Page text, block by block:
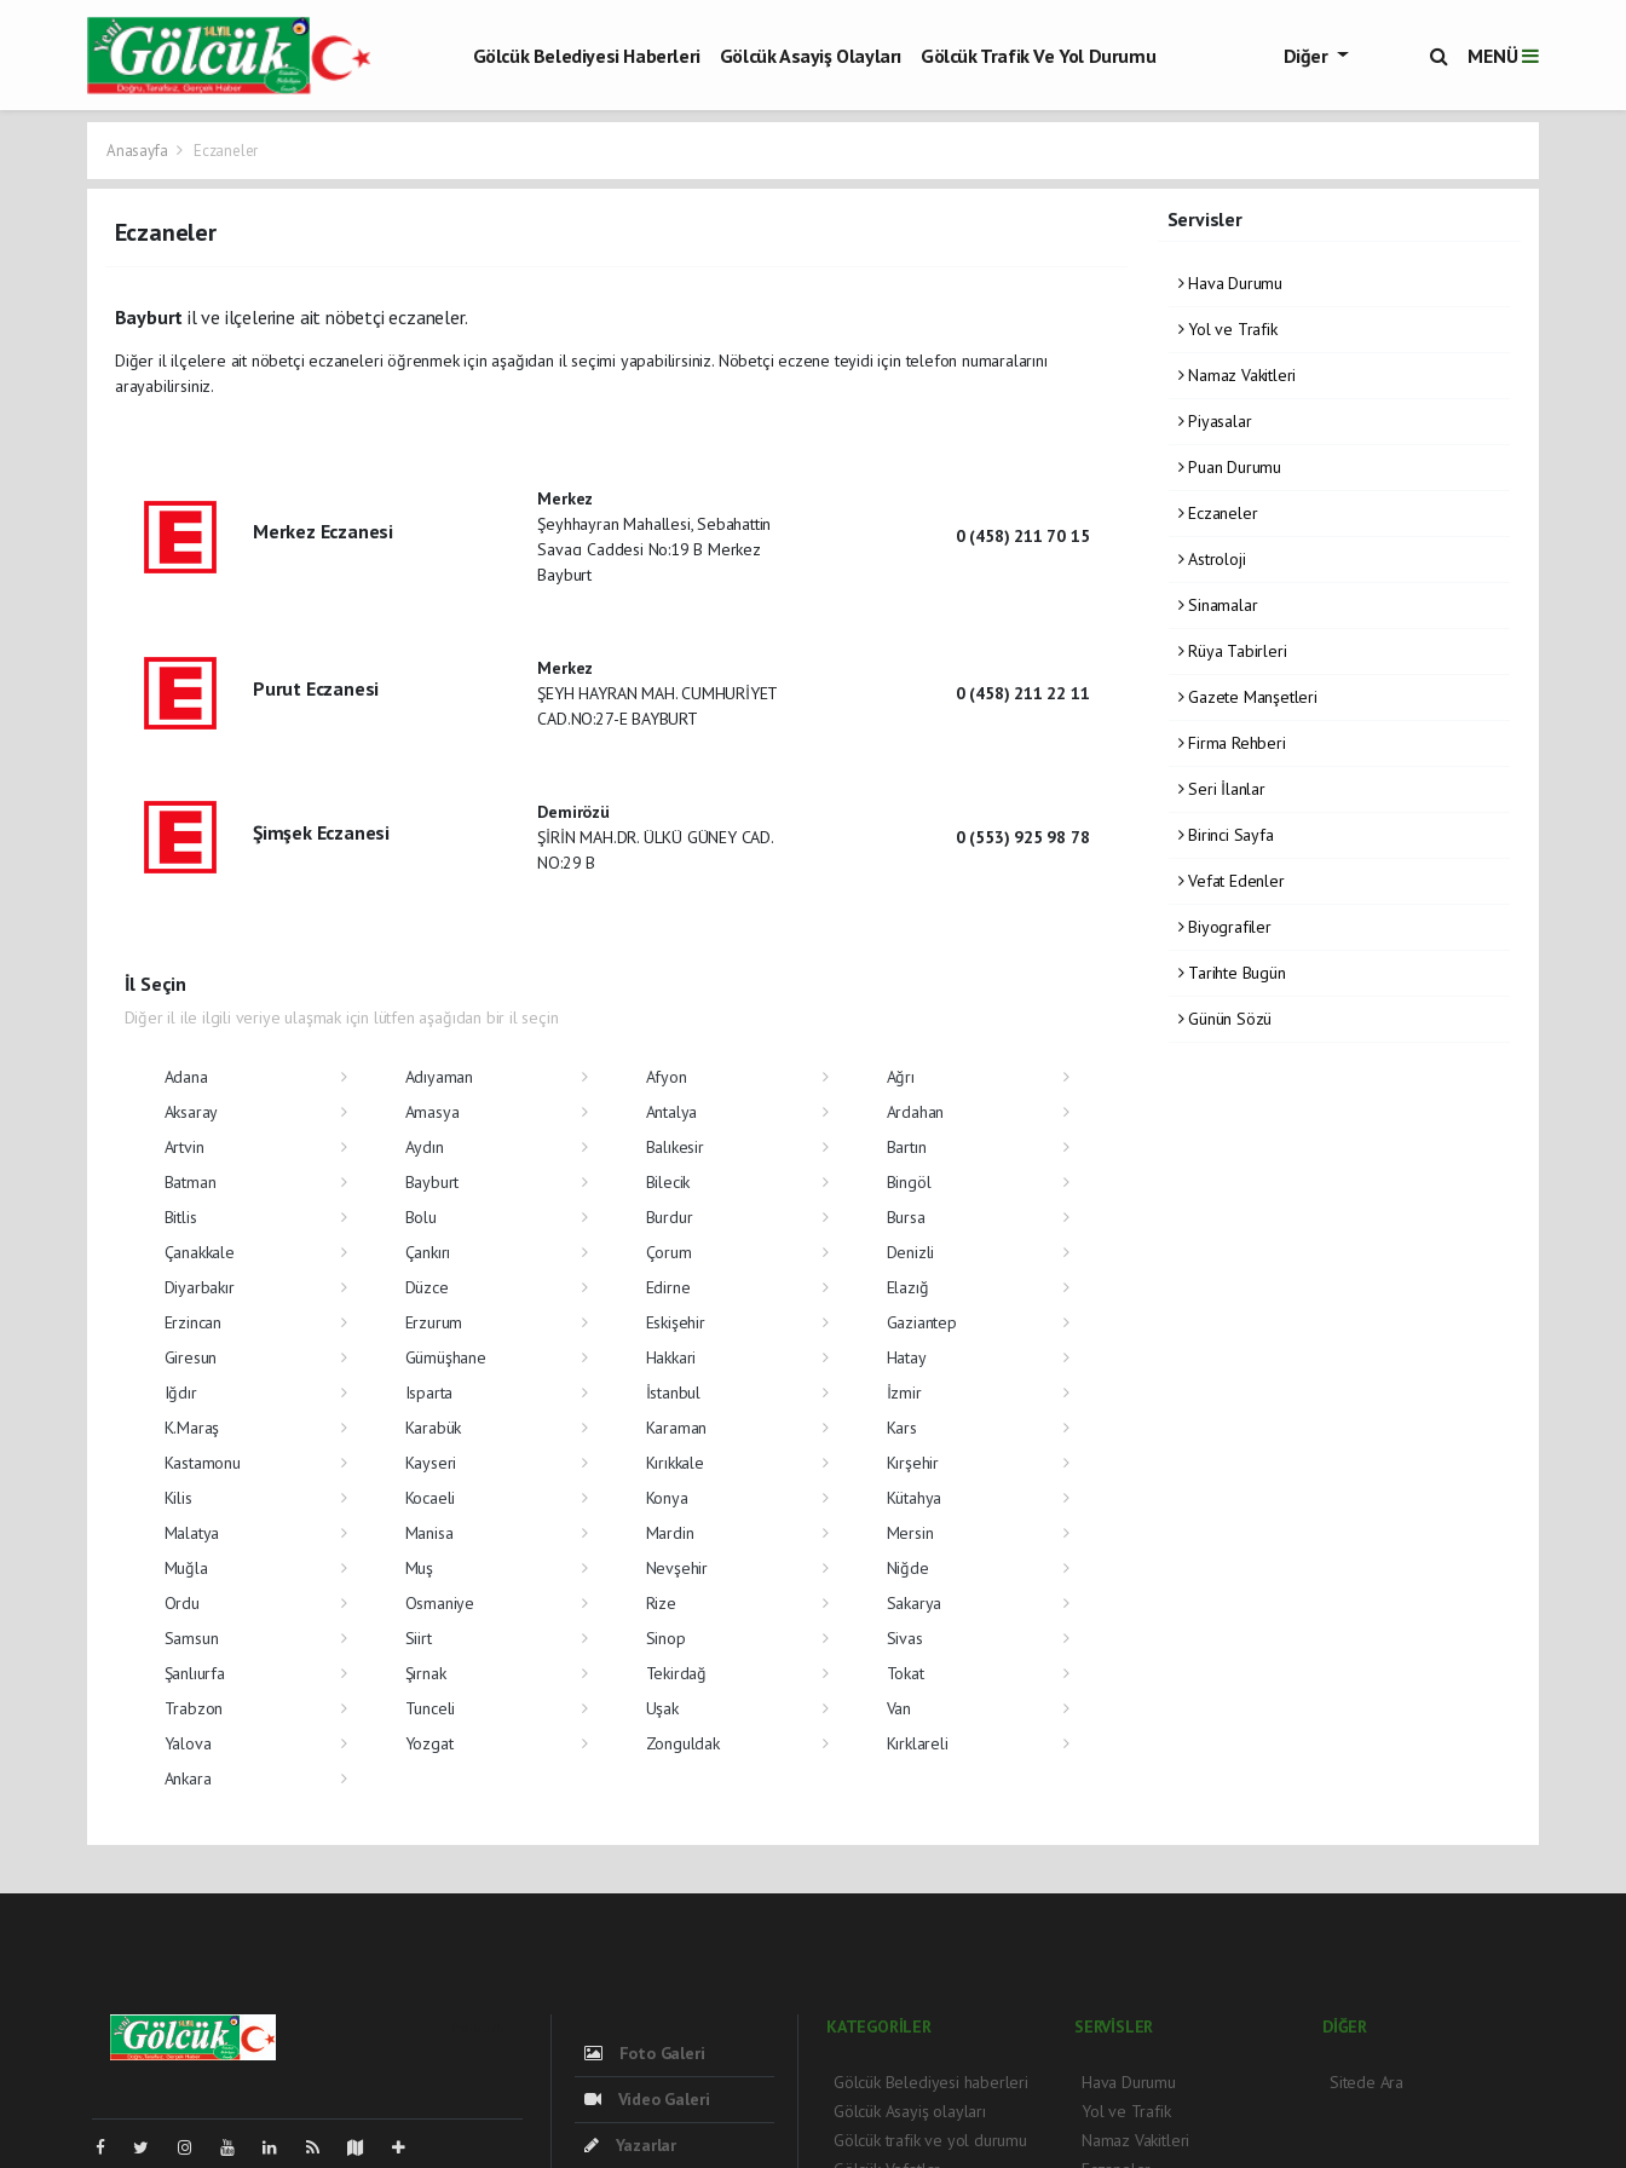
Gölcük Belediyesi Haberleri Gölcük Asayiş Olayları
Gölcük Trafik Ve Yol Durumu
Diğer MENÜ
Anasayfa Eczaneler
Eczaneler
Bayburt il ve ilçelerine ait nöbetçi eczaneler.
Diğer il ilçelere ait nöbetçi eczaneleri öğrenmek için aşağıdan il seçimi yapabilirsiniz. Nöbetçi eczene teyidi için telefon numaralarını
arayabilirsiniz.
Merkez Eczanesi
Merkez
Şeyhhayran Mahallesi, Sebahattin
Savacı Caddesi No:19 B Merkez
Bayburt
0 (458) 211 70 15
Purut Eczanesi
Merkez
ŞEYH HAYRAN MAH. CUMHURİYET
CAD.NO:27-E BAYBURT
0 (458) 211 22 11
Şimşek Eczanesi
Demirözü
ŞİRİN MAH.DR. ÜLKÜ GÜNEY CAD.
NO:29 B
0 (553) 925 98 78
İl Seçin
Diğer il ile ilgili veriye ulaşmak için lütfen aşağıdan bir il seçin
Adana Adıyaman Afyon
Ağrı
Aksaray
Amasya Antalya
Ardahan
Artvin
Aydın Balıkesir
Bartın
Batman
Bayburt Bilecik
Bingöl
Bitlis
Bolu Burdur
Bursa
Çanakkale
Çankırı Çorum
Denizli
Diyarbakır
Düzce Edirne
Elazığ
Erzincan
Erzurum Eskişehir
Gaziantep
Giresun
Gümüşhane Hakkari
Hatay
Iğdır
Isparta İstanbul
İzmir
K.Maraş
Karabük Karaman
Kars
Kastamonu
Kayseri Kırıkkale
Kırşehir
Kilis
Kocaeli Konya
Kütahya
Malatya
Manisa Mardin
Mersin
Muğla
Muş Nevşehir
Niğde
Ordu
Osmaniye Rize
Sakarya
Samsun
Siirt Sinop
Sivas
Şanlıurfa
Şırnak Tekirdağ
Tokat
Trabzon
Tunceli Uşak
Van
Yalova
Yozgat Zonguldak
Kırklareli
Ankara
Servisler
Hava Durumu
Yol ve Trafik
Namaz Vakitleri
Piyasalar
Puan Durumu
Eczaneler
Astroloji
Sinamalar
Rüya Tabirleri
Gazete Manşetleri
Firma Rehberi
Seri İlanlar
Birinci Sayfa
Vefat Edenler
Biyografiler
Tarihte Bugün
Günün Sözü
Foto Galeri
Video Galeri
Yazarlar
KATEGORİLER
Gölcük Belediyesi haberleri
Gölcük Asayiş olayları
Gölcük trafik ve yol durumu
SERVİSLER
Hava Durumu
Yol ve Trafik
Namaz Vakitleri
DİĞER
Sitede Ara